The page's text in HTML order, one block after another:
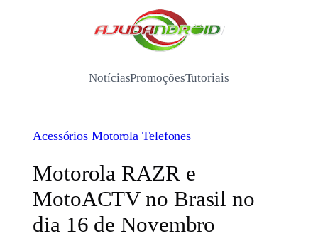
/
NotíciasPromoçõesTutoriais
Acessórios Motorola Telefones
Motorola RAZR e
MotoACTV no Brasil no
dia 16 de Novembro